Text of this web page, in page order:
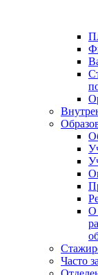
О
Часто